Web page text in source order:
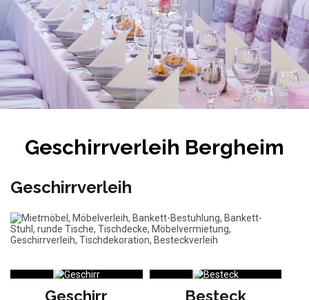
Geschirrverleih Bergheim
Geschirrverleih
Geschirr Besteck